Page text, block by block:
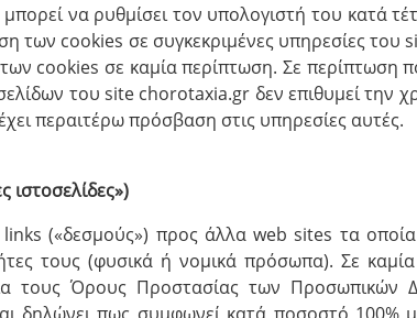
να ρυθμίσει τον υπολογιστή του κατά
των cookies σε συγκεκριμένες υπηρεσίες
cookies σε καμία περίπτωση. Σε περίπτωση
του site chorotaxia.gr δεν επιθυμεί την
περαιτέρω πρόσβαση στις υπηρεσίες αυτές.
ιστοσελίδες»)
(«δεσμούς») προς άλλα web sites τα οποία
τους (φυσικά ή νομικά πρόσωπα). Σε
τους Όρους Προστασίας των Προσωπικών
δηλώνει πως συμφωνεί κατά ποσοστό 100% με